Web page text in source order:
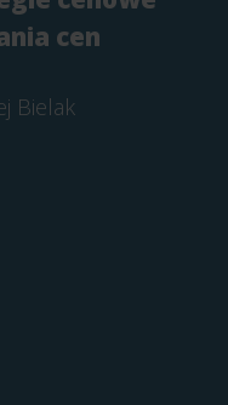
cen
Bielak